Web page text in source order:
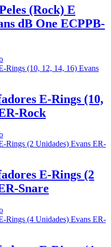
(Rock) E
dB One ECPPB-
E-Rings (10,
Rock
E-Rings (2
Snare